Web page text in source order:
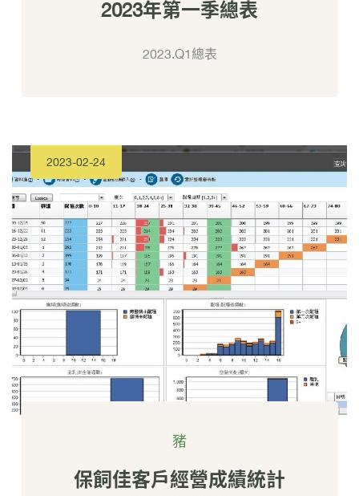
2023年第一季總表
2023.Q1總表
2023-02-24
豬
保飼佳客戶經營成績統計